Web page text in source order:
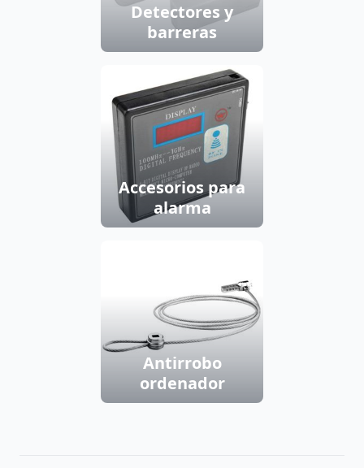
Detectores y
barreras
Accesorios para
alarma
Antirrobo
ordenador